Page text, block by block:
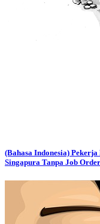
(Bahasa Indonesia)
Singapura Tanpa Job Order